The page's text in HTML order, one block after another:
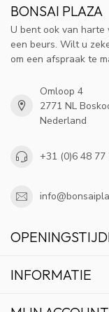
BONSAI PLAZA
U bent ook van harte
een beurs. Wilt u
om een afspraak te
Omloop 4
2771 NL
Nederland
+31 (0)6 48 77
INFORMATIE